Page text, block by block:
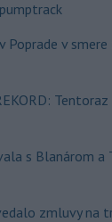
Poprade v
s Blanárom a
zmluvy na